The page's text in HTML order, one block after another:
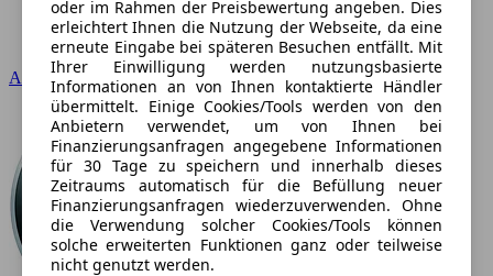
Audi
oder im Rahmen der Preisbewertung angeben. Dies
erleichtert Ihnen die Nutzung der Webseite, da eine
erneute Eingabe bei späteren Besuchen entfällt. Mit
Ihrer Einwilligung werden nutzungsbasierte
Informationen an von Ihnen kontaktierte Händler
übermittelt. Einige Cookies/Tools werden von den
Anbietern verwendet, um von Ihnen bei
Finanzierungsanfragen angegebene Informationen
für 30 Tage zu speichern und innerhalb dieses
Zeitraums automatisch für die Befüllung neuer
Finanzierungsanfragen wiederzuverwenden. Ohne
die Verwendung solcher Cookies/Tools können
solche erweiterten Funktionen ganz oder teilweise
nicht genutzt werden.